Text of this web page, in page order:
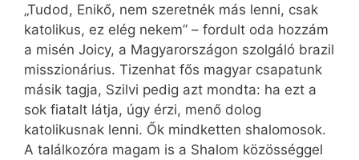
„Tudod, Enikő, nem szeretnék más lenni, csak
katolikus, ez elég nekem” – fordult oda hozzám
a misén Joicy, a Magyarországon szolgáló brazil
misszionárius. Tizenhat fős magyar csapatunk
másik tagja, Szilvi pedig azt mondta: ha ezt a
sok fiatalt látja, úgy érzi, menő dolog
katolikusnak lenni. Ők mindketten shalomosok.
A találkozóra magam is a Shalom közösséggel